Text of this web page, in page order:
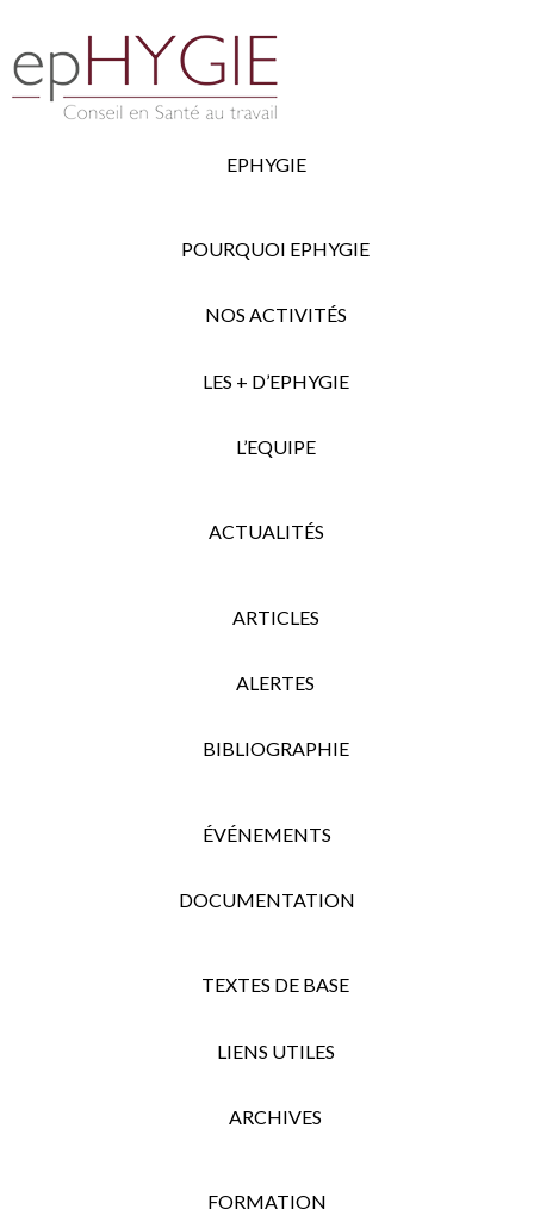
EPHYGIE
POURQUOI EPHYGIE
NOS ACTIVITÉS
LES + D’EPHYGIE
L’EQUIPE
ACTUALITÉS
ARTICLES
ALERTES
BIBLIOGRAPHIE
ÉVÉNEMENTS
DOCUMENTATION
TEXTES DE BASE
LIENS UTILES
ARCHIVES
FORMATION